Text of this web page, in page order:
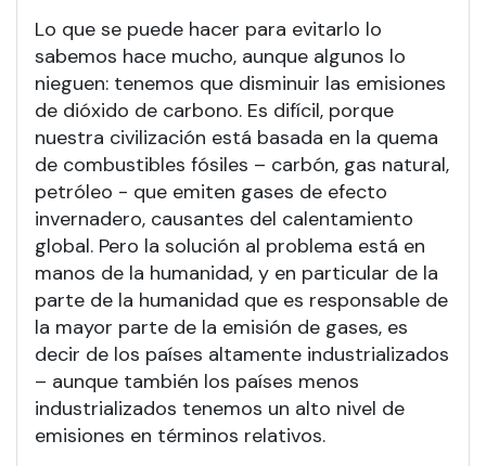
Lo que se puede hacer para evitarlo lo
sabemos hace mucho, aunque algunos lo
nieguen: tenemos que disminuir las emisiones
de dióxido de carbono. Es difícil, porque
nuestra civilización está basada en la quema
de combustibles fósiles – carbón, gas natural,
petróleo - que emiten gases de efecto
invernadero, causantes del calentamiento
global. Pero la solución al problema está en
manos de la humanidad, y en particular de la
parte de la humanidad que es responsable de
la mayor parte de la emisión de gases, es
decir de los países altamente industrializados
– aunque también los países menos
industrializados tenemos un alto nivel de
emisiones en términos relativos.